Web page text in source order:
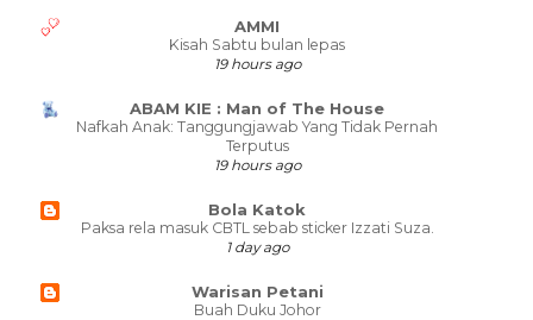
AMMI
Kisah Sabtu bulan lepas
19 hours ago
ABAM KIE : Man of The House
Nafkah Anak: Tanggungjawab Yang Tidak Pernah
Terputus
19 hours ago
Bola Katok
Paksa rela masuk CBTL sebab sticker Izzati Suza.
1 day ago
Warisan Petani
Buah Duku Johor